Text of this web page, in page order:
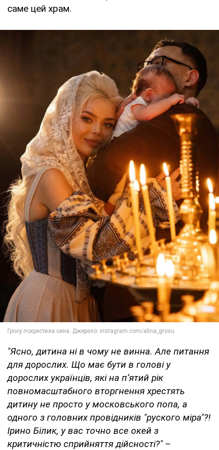
саме цей храм.
"Ясно, дитина ні в чому не винна. Але питання
для дорослих. Що має бути в голові у
дорослих українців, які на пʼятий рік
повномасштабного вторгнення хрестять
дитину не просто у московського попа, а
одного з головних провідників "руского міра"?!
Ірино Білик, у вас точно все окей з
критичністю сприйняття дійсності?"–